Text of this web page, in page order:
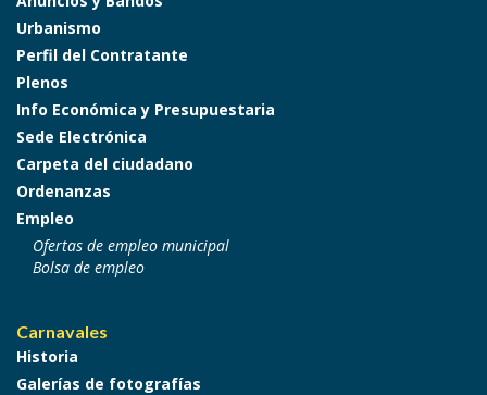
Urbanismo
Perfil del Contratante
Plenos
Info Económica y Presupuestaria
Sede Electrónica
Carpeta del ciudadano
Ordenanzas
Empleo
Ofertas de empleo municipal
Bolsa de empleo
Carnavales
Historia
Galerías de fotografías